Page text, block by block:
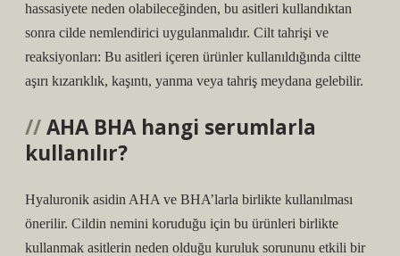
hassasiyete neden olabileceğinden, bu asitleri kullandıktan
sonra cilde nemlendirici uygulanmalıdır. Cilt tahrişi ve
reaksiyonları: Bu asitleri içeren ürünler kullanıldığında ciltte
aşırı kızarıklık, kaşıntı, yanma veya tahriş meydana gelebilir.
AHA BHA hangi serumlarla
kullanılır?
Hyaluronik asidin AHA ve BHA’larla birlikte kullanılması
önerilir. Cildin nemini koruduğu için bu ürünleri birlikte
kullanmak asitlerin neden olduğu kuruluk sorununu etkili bir